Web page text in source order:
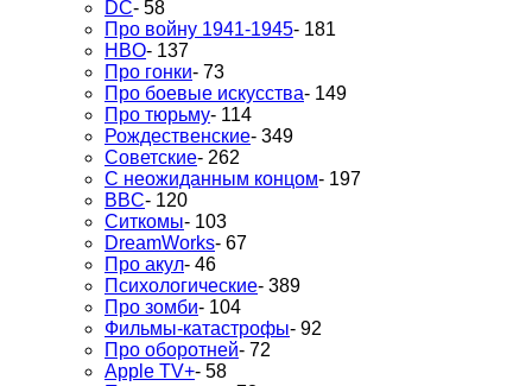
DC- 58
Про войну 1941-1945- 181
HBO- 137
Про гонки- 73
Про боевые искусства- 149
Про тюрьму- 114
Рождественские- 349
Советские- 262
С неожиданным концом- 197
BBC- 120
Ситкомы- 103
DreamWorks- 67
Про акул- 46
Психологические- 389
Про зомби- 104
Фильмы-катастрофы- 92
Про оборотней- 72
Apple TV+- 58